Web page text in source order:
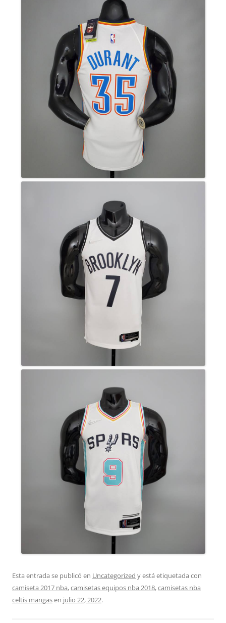
Esta entrada se publicó en Uncategorized y está etiquetada con
camiseta 2017 nba,camisetas equipos nba 2018,camisetas nba
celtis mangasen julio 22, 2022.